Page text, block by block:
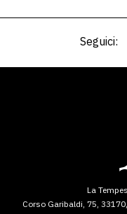
Seguici:
La
Corso Garibaldi, 75,